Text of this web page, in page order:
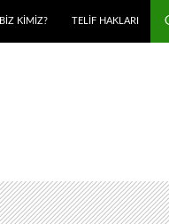
BIZ KIMIZ? TELIF HAKLARI